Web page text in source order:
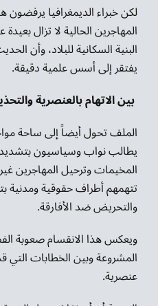
لكن خبراء الديمغرافيا يرفضون
المهاجرين الحالية لا تزال
البنية السكانية للبلاد، وأن
يفتقر إلى أسس علمية دقيقة.
بين الاتهام بالعنصرية
الملف تحول أيضاً إلى ساحة
يطالب نواب وسياسيون بتشديد
المخيمات وترحيل المهاجرين
تتهمهم أطراف حقوقية ومدنية
والتحريض ضد الأفارقة.
ويعكس هذا الانقسام صعوبة
المشروعة وبين الخطابات التي
عنصرية.